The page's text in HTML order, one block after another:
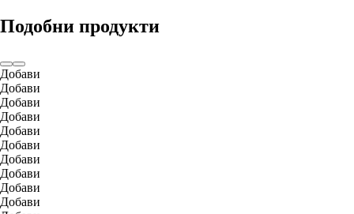
Подобни продукти
Добави
Добави
Добави
Добави
Добави
Добави
Добави
Добави
Добави
Добави